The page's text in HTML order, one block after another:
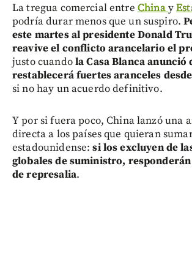
La tregua comercial entre Chinay
podría durar menos que un suspiro.
este martes al presidente Donald
reavive el conflicto arancelario el
justo cuandola Casa Blanca anunció
restablecerá fuertes aranceles
si no hay un acuerdo definitivo.
Y por si fuera poco, China lanzó una
directa a los países que quieran
estadounidense:si los excluyen de
globales de suministro,
de represalia.